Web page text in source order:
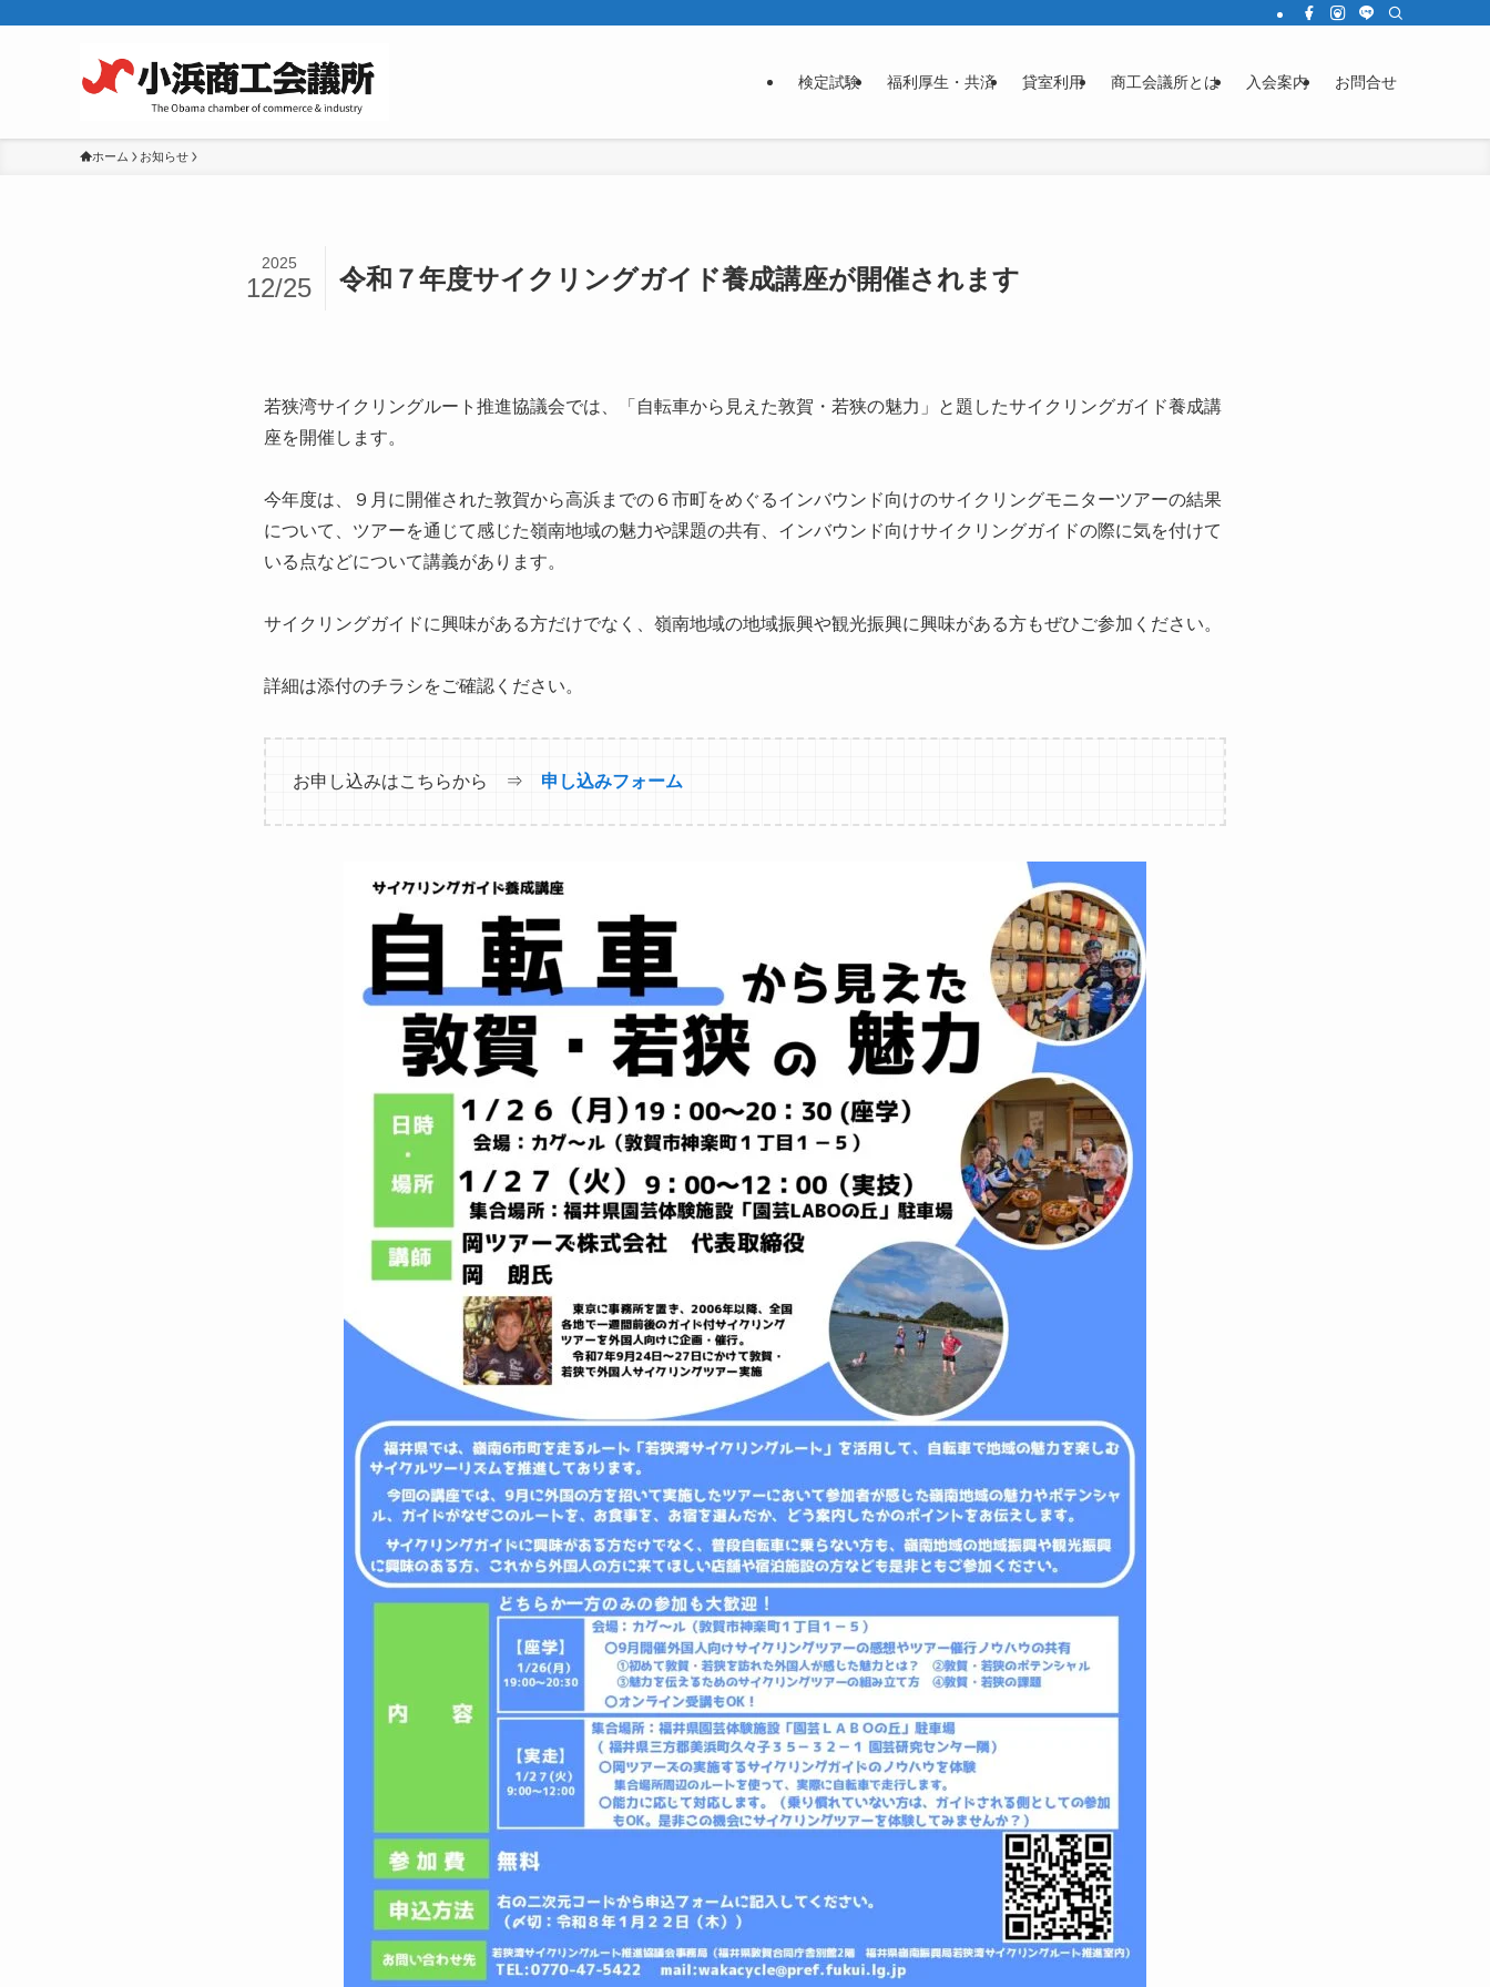
検定試験 福利厚生・共済 貸室利用 商工会議所とは 入会案内 お問合せ
ホーム お知らせ
令和７年度サイクリングガイド養成講座が開催されます
2025
12/25
若狭湾サイクリングルート推進協議会では、「自転車から見えた敦賀・若狭の魅力」と題したサイクリングガイド養成講
座を開催します。
今年度は、９月に開催された敦賀から高浜までの６市町をめぐるインバウンド向けのサイクリングモニターツアーの結果
について、ツアーを通じて感じた嶺南地域の魅力や課題の共有、インバウンド向けサイクリングガイドの際に気を付けて
いる点などについて講義があります。
サイクリングガイドに興味がある方だけでなく、嶺南地域の地域振興や観光振興に興味がある方もぜひご参加ください。
詳細は添付のチラシをご確認ください。
お申し込みはこちらから ⇒ 申し込みフォーム